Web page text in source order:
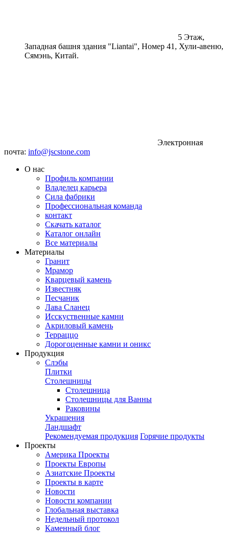
5 Этаж,
Западная башня здания "Liantai", Номер 41, Хули-авеню,
Сямэнь, Китай.
Электронная
почта: info@jscstone.com
О нас
Профиль компании
Владелец карьера
Сила фабрики
Профессиональная команда
контакт
Скачать каталог
Каталог онлайн
Все материалы
Материалы
Гранит
Мрамор
Кварцевый камень
Известняк
Песчаник
Лава Сланец
Исскуственные камни
Акриловый камень
Терраццо
Дорогоценные камни и оникс
Продукция
Слэбы
Плитки
Столешницы
Столешница
Столешницы для Ванны
Раковины
Украшения
Ландшафт
Рекомендуемая продукция Горячие продукты
Проекты
Америка Проекты
Проекты Европы
Азиатские Проекты
Проекты в карте
Новости
Новости компании
Глобальная выставка
Недельный протокол
Каменный блог